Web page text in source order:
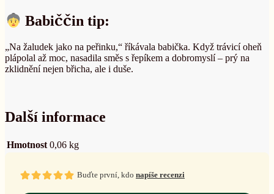
Babiččin tip:
„Na žaludek jako na peřinku,“ říkávala babička. Když trávicí oheň
plápolal až moc, nasadila směs s řepíkem a dobromyslí – prý na
zklidnění nejen břicha, ale i duše.
Další informace
Hmotnost 0,06 kg
Buďte první, kdo napíše recenzi